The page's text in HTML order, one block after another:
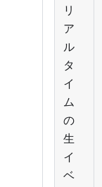
リ
ア
ル
タ
イ
ム
の
生
イ
ベ